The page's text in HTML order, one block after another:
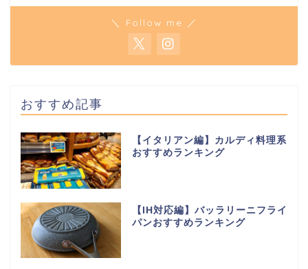
＼ Follow me ／
おすすめ記事
【イタリアン編】カルディ料理系
おすすめランキング
【IH対応編】バッラリーニフライ
パンおすすめランキング